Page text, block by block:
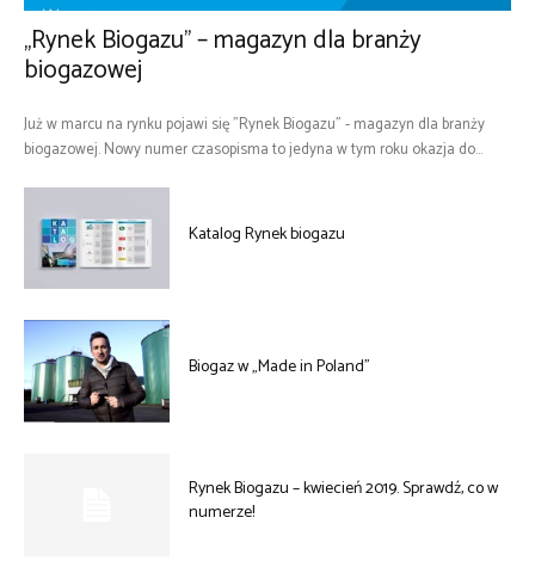
„Rynek Biogazu” – magazyn dla branży
biogazowej
Już w marcu na rynku pojawi się "Rynek Biogazu" - magazyn dla branży
biogazowej. Nowy numer czasopisma to jedyna w tym roku okazja do...
Katalog Rynek biogazu
Biogaz w „Made in Poland”
Rynek Biogazu – kwiecień 2019. Sprawdź, co w
numerze!